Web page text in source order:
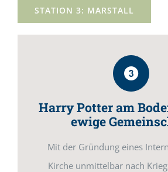
STATION 3: MARSTALL
Harry Potter am
ewige
Mit der Gründung eines
Kirche unmittelbar nach